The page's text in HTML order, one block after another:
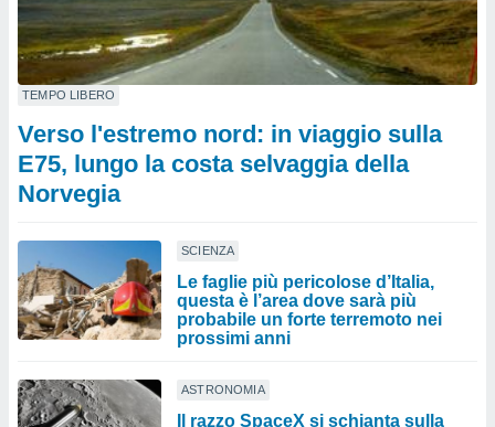
TEMPO LIBERO
Verso l'estremo nord: in viaggio sulla
E75, lungo la costa selvaggia della
Norvegia
SCIENZA
Le faglie più pericolose d’Italia,
questa è l’area dove sarà più
probabile un forte terremoto nei
prossimi anni
ASTRONOMIA
Il razzo SpaceX si schianta sulla